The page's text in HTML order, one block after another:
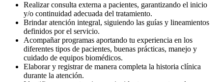
Realizar consulta externa a pacientes, garantizando el inicio
y/o continuidad adecuada del tratamiento.
Brindar atención integral, siguiendo las guías y lineamientos
definidos por el servicio.
Acompañar programas aportando tu experiencia en los
diferentes tipos de pacientes, buenas prácticas, manejo y
cuidado de equipos biomédicos.
Elaborar y registrar de manera completa la historia clínica
durante la atención.